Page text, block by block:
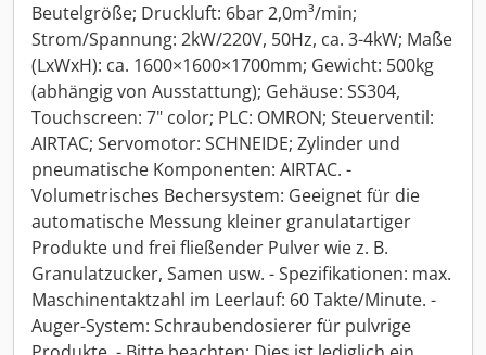
Beutelgröße; Druckluft: 6bar 2,0m³/min;
Strom/Spannung: 2kW/220V, 50Hz, ca. 3-4kW; Maße
(LxWxH): ca. 1600×1600×1700mm; Gewicht: 500kg
(abhängig von Ausstattung); Gehäuse: SS304,
Touchscreen: 7" color; PLC: OMRON; Steuerventil:
AIRTAC; Servomotor: SCHNEIDE; Zylinder und
pneumatische Komponenten: AIRTAC. -
Volumetrisches Bechersystem: Geeignet für die
automatische Messung kleiner granulatartiger
Produkte und frei fließender Pulver wie z. B.
Granulatzucker, Samen usw. - Spezifikationen: max.
Maschinentaktzahl im Leerlauf: 60 Takte/Minute. -
Auger-System: Schraubendosierer für pulvrige